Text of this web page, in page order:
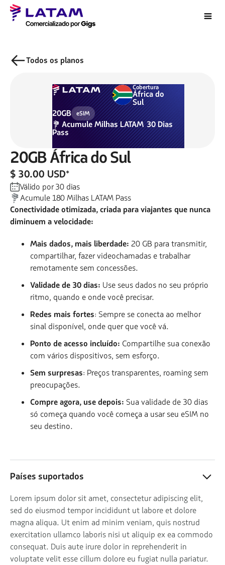
Todos os planos
Cobertura
África do
Sul
20GB
eSIM
AcumuleMilhas LATAM
Pass
30Dias
20GBÁfrica do Sul
$ 30.00 USD*
Válido por30dias
Acumule180Milhas LATAM Pass
Conectividade otimizada, criada para viajantes que nunca
diminuem a velocidade:
Mais dados, mais liberdade: 20 GB para transmitir,
compartilhar, fazer videochamadas e trabalhar
remotamente sem concessões.
Validade de 30 dias: Use seus dados no seu próprio
ritmo, quando e onde você precisar.
Redes mais fortes: Sempre se conecta ao melhor
sinal disponível, onde quer que você vá.
Ponto de acesso incluído: Compartilhe sua conexão
com vários dispositivos, sem esforço.
Sem surpresas: Preços transparentes, roaming sem
preocupações.
Compre agora, use depois: Sua validade de 30 dias
só começa quando você começa a usar seu eSIM no
seu destino.
Países suportados
Lorem ipsum dolor sit amet, consectetur adipiscing elit,
sed do eiusmod tempor incididunt ut labore et dolore
magna aliqua. Ut enim ad minim veniam, quis nostrud
exercitation ullamco laboris nisi ut aliquip ex ea commodo
consequat. Duis aute irure dolor in reprehenderit in
voluptate velit esse cillum dolore eu fugiat nulla pariatur.